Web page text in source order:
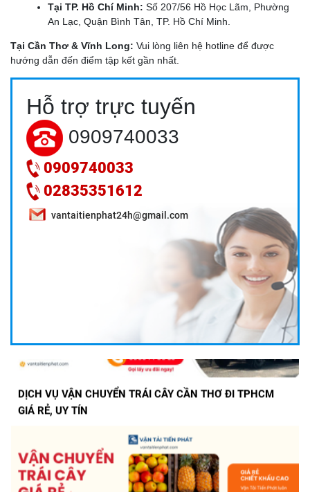
Tại TP. Hồ Chí Minh: Số 207/56 Hồ Học Lãm, Phường
An Lạc, Quận Bình Tân, TP. Hồ Chí Minh.
Tại Cần Thơ & Vĩnh Long: Vui lòng liên hệ hotline để được
hướng dẫn đến điểm tập kết gần nhất.
Hỗ trợ trực tuyến
0909740033
0909740033
02835351612
vantaitienphat24h@gmail.com
DỊCH VỤ VẬN CHUYỂN TRÁI CÂY MIỀN TÂY ĐI HCM: GIẢI
PHÁP BẢO VỆ GIÁ TRỊ NÔNG SẢN 24H
DỊCH VỤ VẬN CHUYỂN TRÁI CÂY CẦN THƠ ĐI TPHCM
GIÁ RẺ, UY TÍN